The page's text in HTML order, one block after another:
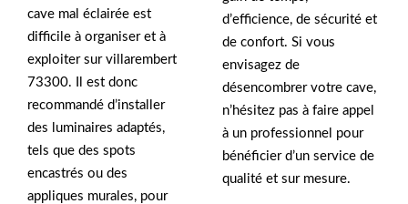
cave mal éclairée est
difficile à organiser et à
exploiter sur villarembert
73300. Il est donc
recommandé d’installer
des luminaires adaptés,
tels que des spots
encastrés ou des
appliques murales, pour
d’efficience, de sécurité et
de confort. Si vous
envisagez de
désencombrer votre cave,
n’hésitez pas à faire appel
à un professionnel pour
bénéficier d’un service de
qualité et sur mesure.